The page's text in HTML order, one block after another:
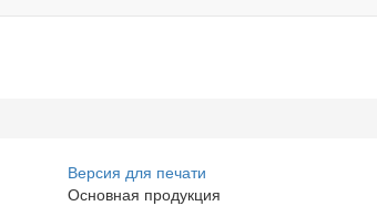
Версия для печати
Основная продукция